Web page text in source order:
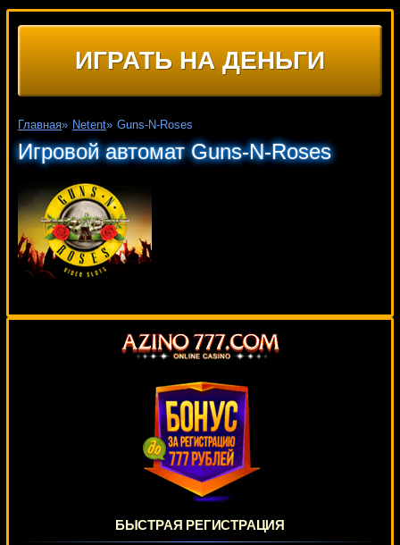
ИГРАТЬ НА ДЕНЬГИ
Главная» Netent» Guns-N-Roses
Игровой автомат Guns-N-Roses
БЫСТРАЯ РЕГИСТРАЦИЯ